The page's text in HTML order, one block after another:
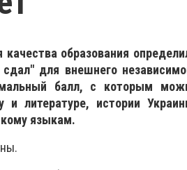
образования
для внешнего
балл, с которым
и литературе, истории
языкам.